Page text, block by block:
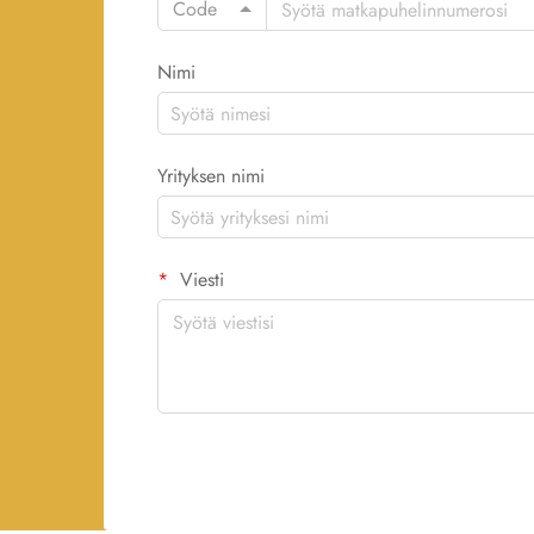
Code
Nimi
Yrityksen nimi
Viesti